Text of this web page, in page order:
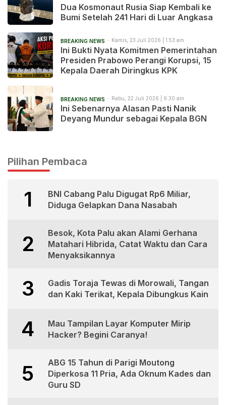
Dua Kosmonaut Rusia Siap Kembali ke
Bumi Setelah 241 Hari di Luar Angkasa
BREAKING NEWS Kamis, 23 Juli 2026 | 1:53 am
Ini Bukti Nyata Komitmen Pemerintahan
Presiden Prabowo Perangi Korupsi, 15
Kepala Daerah Diringkus KPK
BREAKING NEWS Rabu, 22 Juli 2026 | 9:30 am
Ini Sebenarnya Alasan Pasti Nanik
Deyang Mundur sebagai Kepala BGN
Pilihan Pembaca
1
BNI Cabang Palu Digugat Rp6 Miliar,
Diduga Gelapkan Dana Nasabah
2
Besok, Kota Palu akan Alami Gerhana
Matahari Hibrida, Catat Waktu dan Cara
Menyaksikannya
3
Gadis Toraja Tewas di Morowali, Tangan
dan Kaki Terikat, Kepala Dibungkus Kain
4
Mau Tampilan Layar Komputer Mirip
Hacker? Begini Caranya!
5
ABG 15 Tahun di Parigi Moutong
Diperkosa 11 Pria, Ada Oknum Kades dan
Guru SD